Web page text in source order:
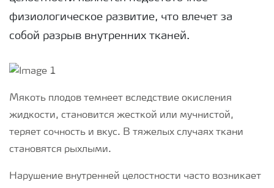
физиологическое развитие, что влечет за
собой разрыв внутренних тканей.
Мякоть плодов темнеет вследствие окисления
жидкости, становится жесткой или мучнистой,
теряет сочность и вкус. В тяжелых случаях ткани
становятся рыхлыми.
Нарушение внутренней целостности часто возникает